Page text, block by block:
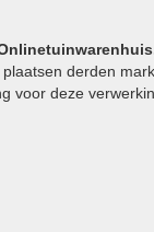
derden
deze
bij mij
gebakken